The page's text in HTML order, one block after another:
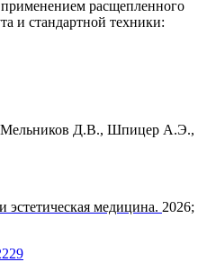
расщепленного
и стандартной техники:
Мельников Д.В., Шпицер А.Э.,
эстетическая медицина. 2026;